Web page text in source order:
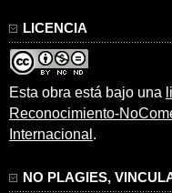
LICENCIA
Esta obra está bajo una
Reconocimiento-
Internacional .
NO PLAGIES,